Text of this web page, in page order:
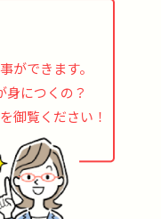
ができます。
につくの？
御覧ください！